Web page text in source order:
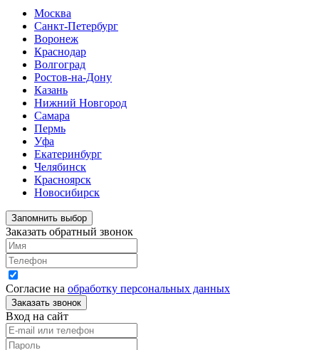
Москва
Санкт-Петербург
Воронеж
Краснодар
Волгоград
Ростов-на-Дону
Казань
Нижний Новгород
Самара
Пермь
Уфа
Екатеринбург
Челябинск
Красноярск
Новосибирск
Запомнить выбор
Заказать обратный звонок
Согласие на обработку персональных данных
Вход на сайт